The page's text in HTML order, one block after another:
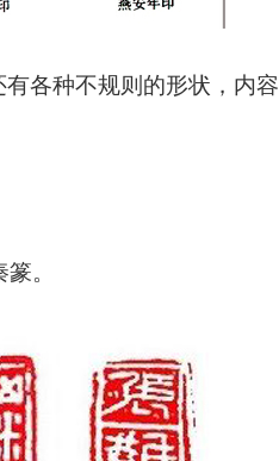
各种不规则的形状，内容
。